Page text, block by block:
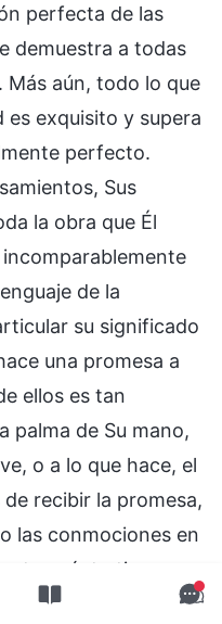
perfecta de las
demuestra a todas
Más aún, todo lo que
es exquisito y supera
perfecto.
Sus
la obra que Él
de la
su significado
una promesa a
ellos es tan
palma de Su mano,
o a lo que hace, el
recibir la promesa,
las conmociones en
cuánto tiempo
Sus palabras,